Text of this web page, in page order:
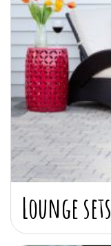
Lounge sets